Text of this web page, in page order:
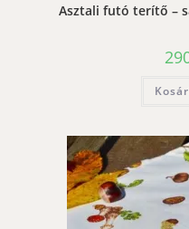
Asztali futó terítő –